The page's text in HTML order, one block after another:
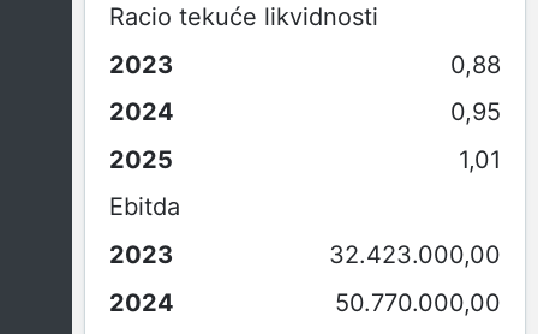
Racio tekuće likvidnosti
0,88
0,95
1,01
Ebitda
32.423.000,00
50.770.000,00